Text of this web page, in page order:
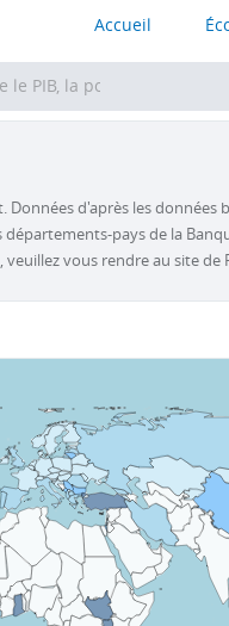
Accueil
d'après les données
pays de la
vous rendre au site de